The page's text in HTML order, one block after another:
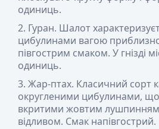
одиниць.
Гуран. Шалот
цибулинами вагою приблизно
півгострим смаком. У гнізді
одиниць.
Жар-птах. Класичний сорт
округленими цибулинами, що
вкритими жовтим
відливом. Смак напівгострий.